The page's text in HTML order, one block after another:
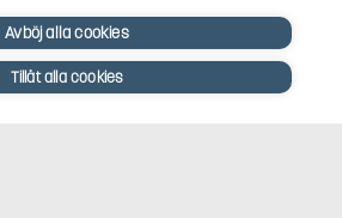
Avböj alla cookies
Tillåt alla cookies